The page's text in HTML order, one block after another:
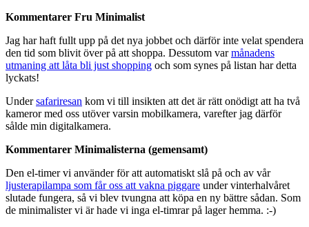
Kommentarer Fru Minimalist
Jag har haft fullt upp på det nya jobbet och därför inte velat spendera
den tid som blivit över på att shoppa. Dessutom varmånadens
utmaning att låta bli just shopping och som synes på listan har detta
lyckats!
Undersafariresan kom vi till insikten att det är rätt onödigt att ha två
kameror med oss utöver varsin mobilkamera, varefter jag därför
sålde min digitalkamera.
Kommentarer Minimalisterna (gemensamt)
Den el-timer vi använder för att automatiskt slå på och av vår
ljusterapilampa som får oss att vakna piggare under vinterhalvåret
slutade fungera, så vi blev tvungna att köpa en ny bättre sådan. Som
de minimalister vi är hade vi inga el-timrar på lager hemma. :-)